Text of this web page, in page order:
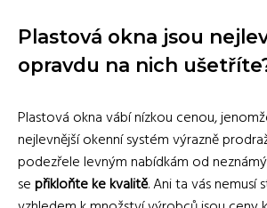
Plastová okna jsou
opravdu na nich
Plastová okna vábí nízkou cenou,
nejlevnější okenní systém výrazně
podezřele levným nabídkám od
sepřikloňte ke kvalitě. Ani ta vás nemusí